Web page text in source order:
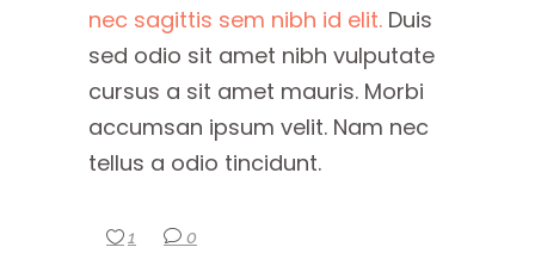
nec sagittis sem nibh id elit. Duis
sed odio sit amet nibh vulputate
cursus a sit amet mauris. Morbi
accumsan ipsum velit. Nam nec
tellus a odio tincidunt.
1 0